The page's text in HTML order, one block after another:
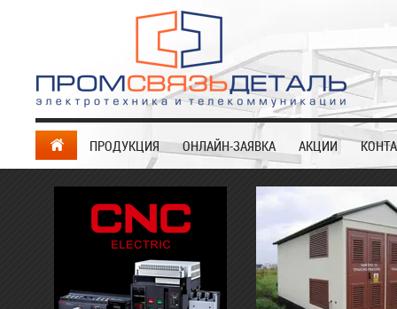
ПРОДУКЦИЯ ОНЛАЙН-ЗАЯВКА АКЦИИ